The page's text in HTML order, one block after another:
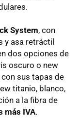
System, con
y asa retráctil
dos opciones de
oscuro o new
sus tapas de
titanio, blanco,
a la fibra de
más IVA.